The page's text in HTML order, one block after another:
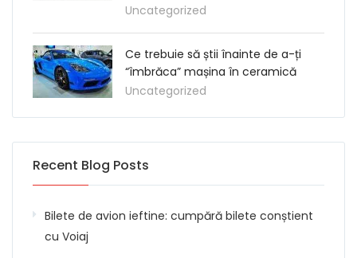
Uncategorized
Ce trebuie să știi înainte de a-ți
“îmbrăca” mașina în ceramică
Uncategorized
Recent Blog Posts
Bilete de avion ieftine: cumpără bilete conștient
cu Voiaj